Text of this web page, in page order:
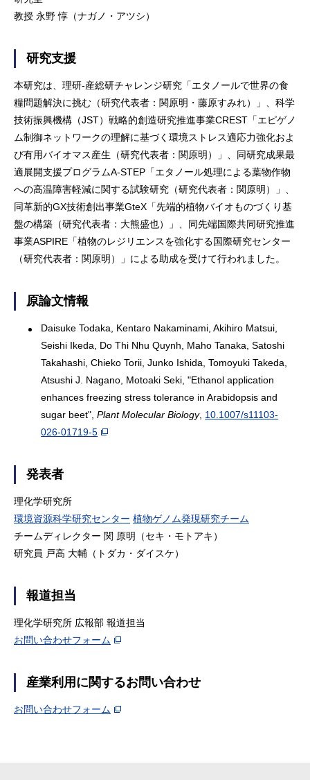
教授 永野 惇（ナガノ・アツシ）
研究支援
本研究は、理研-産総研チャレンジ研究「エタノールで世界の食
糧問題解決に挑む（研究代表者：関原明・藤原すみれ）」、科学
技術振興機構（JST）戦略的創造研究推進事業CREST「エピゲノ
ム制御ネットワークの理解に基づく環境ストレス適応力強化およ
び有用バイオマス産生（研究代表者：関原明）」、同研究成果最
適展開支援プログラムA-STEP「エタノール処理による葉物作物
への高温障害軽減に関する試験研究（研究代表者：関原明）」、
同革新的GX技術創出事業GteX「先端的植物バイオものづくり基
盤の構築（研究代表者：大熊盛也）」、同先端国際共同研究推進
事業ASPIRE「植物のレジリエンスを強化する国際研究センター
（研究代表者：関原明）」による助成を受けて行われました。
原論文情報
Daisuke Todaka, Kentaro Nakaminami, Akihiro Matsui,
Seishi Ikeda, Do Thi Nhu Quynh, Maho Tanaka, Satoshi
Takahashi, Chieko Torii, Junko Ishida, Tomoyuki Takeda,
Atsushi J. Nagano, Motoaki Seki, "Ethanol application
enhances freezing stress tolerance in Arabidopsis and
sugar beet",Plant Molecular Biology, 10.1007/s11103-
026-01719-5
発表者
理化学研究所
環境資源科学研究センター 植物ゲノム発現研究チーム
チームディレクター 関 原明（セキ・モトアキ）
研究員 戸高 大輔（トダカ・ダイスケ）
報道担当
理化学研究所 広報部 報道担当
お問い合わせフォーム
産業利用に関するお問い合わせ
お問い合わせフォーム